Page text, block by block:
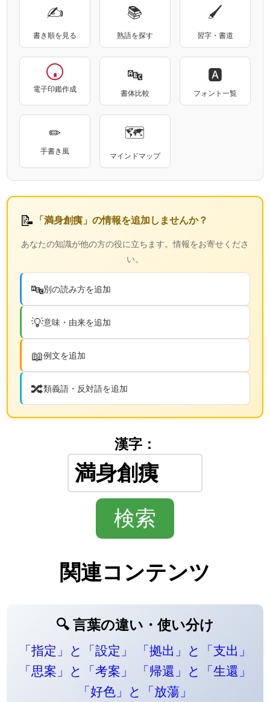
✍
書き順を見る
📚
熟語を探す
🖌
習字・書道
電子印鑑作成
🔤
書体比較
🅰
フォント一覧
✏
手書き風
🗺
マインドマップ
📝 「満身創痍」の情報を追加しませんか？
あなたの知識が他の方の役に立ちます。情報をお寄せくださ
い。
🔤別の読み方を追加
💡意味・由来を追加
📖例文を追加
🔀類義語・反対語を追加
漢字：
関連コンテンツ
🔍 言葉の違い・使い分け
「指定」と「設定」
「拠出」と「支出」
「思案」と「考案」
「帰還」と「生還」
「好色」と「放蕩」